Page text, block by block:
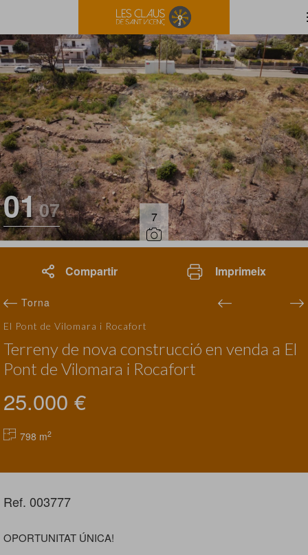
0107 7
Compartir Imprimeix
Torna
El Pont de Vilomara i Rocafort
Terreny de nova construcció en venda a El
Pont de Vilomara i Rocafort
25.000 €
798 m2
Ref. 003777
OPORTUNITAT ÚNICA!